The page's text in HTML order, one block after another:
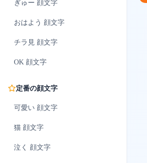
ぎゅー 顔文字
おはよう 顔文字
チラ見 顔文字
OK 顔文字
定番の顔文字
可愛い 顔文字
猫 顔文字
泣く 顔文字